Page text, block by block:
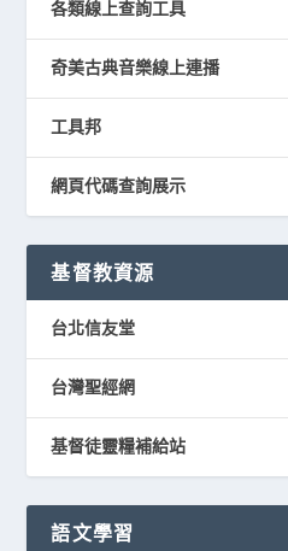
各類線上查詢工具
奇美古典音樂線上連播
工具邦
網頁代碼查詢展示
基督教資源
台北信友堂
台灣聖經網
基督徒靈糧補給站
語文學習